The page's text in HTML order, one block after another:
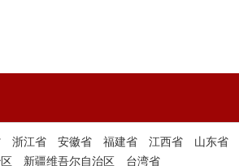
浙江省 安徽省 福建省 江西省 山东省
新疆维吾尔自治区 台湾省